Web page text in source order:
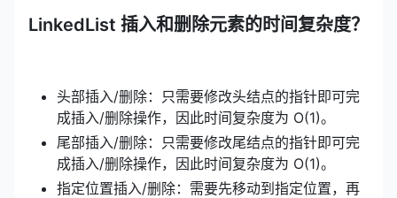
LinkedList 插入和删除元素的时间复杂度？
头部插入/删除：只需要修改头结点的指针即可完
成插入/删除操作，因此时间复杂度为 O(1)。
尾部插入/删除：只需要修改尾结点的指针即可完
成插入/删除操作，因此时间复杂度为 O(1)。
指定位置插入/删除：需要先移动到指定位置，再